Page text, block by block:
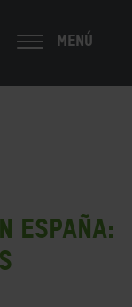
MENÚ
España: